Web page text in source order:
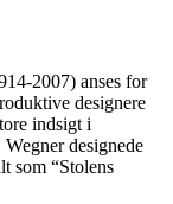
2007) anses for
designere
indsigt i
designede
som “Stolens